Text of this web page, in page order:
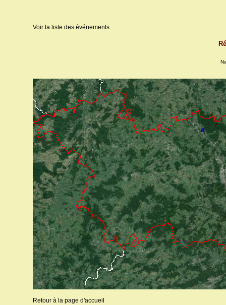
Voir la liste des événements
Retour à la page d'accueil